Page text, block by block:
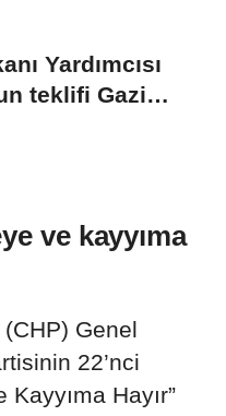
Yardımcısı
teklifi Gazi
ve kayyıma
Genel
22’nci
Hayır”